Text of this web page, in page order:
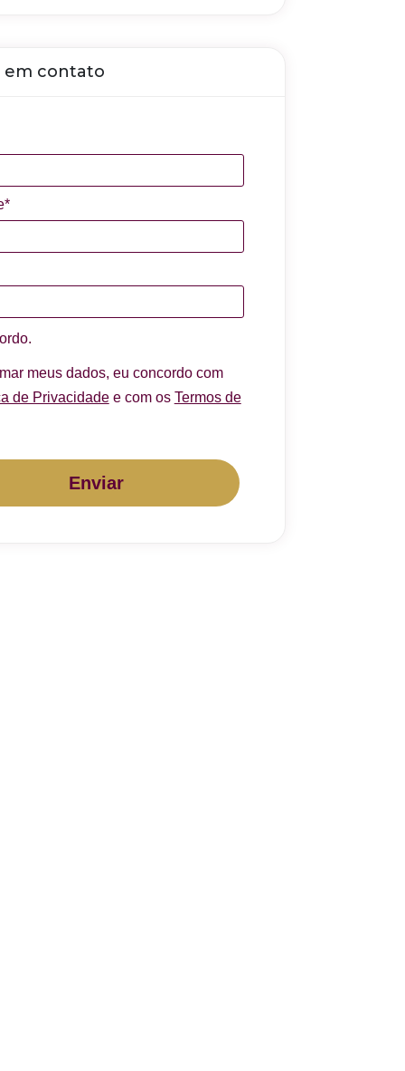
em contato
meus dados, eu concordo com
de Privacidadee com os Termos de
Enviar